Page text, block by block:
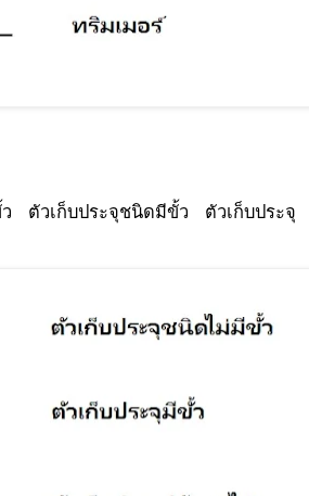
ตัวเก็บประจุชนิดมีขั้ว ตัวเก็บประจุ